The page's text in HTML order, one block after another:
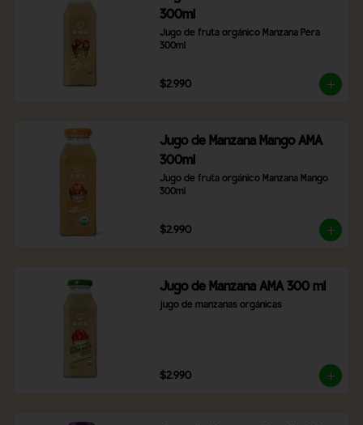
300ml
Jugo de fruta orgánico Manzana Pera
300ml
$2.990
Jugo de Manzana Mango AMA
300ml
Jugo de fruta orgánico Manzana Mango
300ml
$2.990
Jugo de Manzana AMA 300 ml
jugo de manzanas orgánicas
$2.990